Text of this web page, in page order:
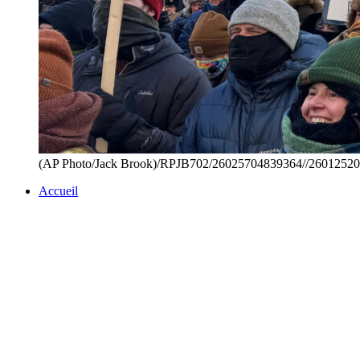
(AP Photo/Jack Brook)/RPJB702/26025704839364//
Accueil